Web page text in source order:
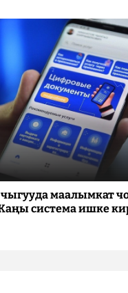
маалымкат
система ишке